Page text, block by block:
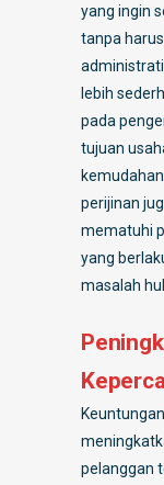
yang ingin
tanpa
lebih
pada
tujuan
perijinan
mematuhi
yang
masalah
pelanggan